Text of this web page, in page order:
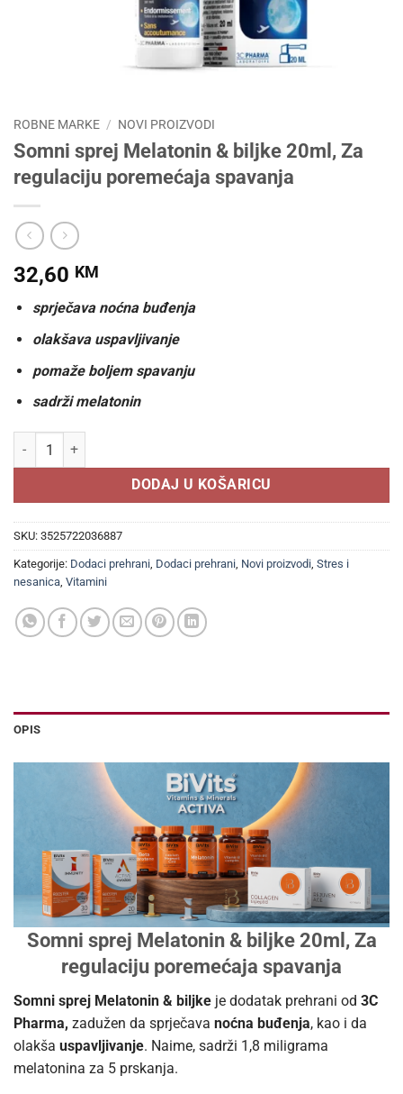
ROBNE MARKE / NOVI PROIZVODI
Somni sprej Melatonin & biljke 20ml, Za
regulaciju poremećaja spavanja
32,60 KM
sprječava noćna buđenja
olakšava uspavljivanje
pomaže boljem spavanju
sadrži melatonin
Somni sprej Melatonin & biljke 20ml, Za regulaciju poremećaja
DODAJ U KOŠARICU
SKU: 3525722036887
Kategorije: Dodaci prehrani Dodaci prehrani Novi proizvodi Stres i
nesanica Vitamini
OPIS
Somni sprej Melatonin & biljke 20ml, Za
regulaciju poremećaja spavanja
Somni sprej Melatonin & biljke je dodatak prehrani od 3C
Pharma, zadužen da sprječava noćna buđenja, kao i da
olakša uspavljivanje. Naime, sadrži 1,8 miligrama
melatonina za 5 prskanja.